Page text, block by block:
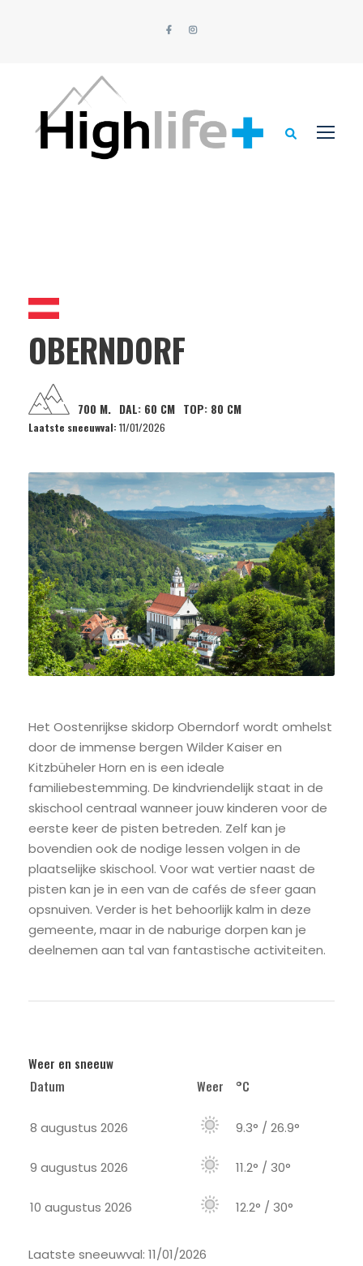
OBERNDORF
700 M. DAL:60 CM TOP:80 CM
Laatste sneeuwval: 11/01/2026
Het Oostenrijkse skidorp Oberndorf wordt omhelst
door de immense bergen Wilder Kaiser en
Kitzbüheler Horn en is een ideale
familiebestemming. De kindvriendelijk staat in de
skischool centraal wanneer jouw kinderen voor de
eerste keer de pisten betreden. Zelf kan je
bovendien ook de nodige lessen volgen in de
plaatselijke skischool. Voor wat vertier naast de
pisten kan je in een van de cafés de sfeer gaan
opsnuiven. Verder is het behoorlijk kalm in deze
gemeente, maar in de naburige dorpen kan je
deelnemen aan tal van fantastische activiteiten.
Weer en sneeuw
Datum
Weer °C
8 augustus 2026 9.3° / 26.9°
9 augustus 2026 11.2° / 30°
10 augustus 2026 12.2° / 30°
Laatste sneeuwval: 11/01/2026